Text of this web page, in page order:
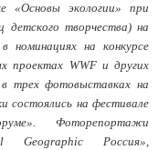
«Основы экологии» при
детского творчества) на
на конкурсе
проектах WWF и других
в трех фотовыставках на
состоялись на фестивале
Фоторепортажи
Geographic Россия»,